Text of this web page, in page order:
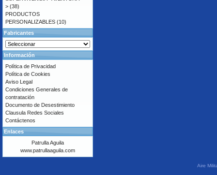
> (38)
PRODUCTOS
PERSONALIZABLES (10)
Fabricantes
Información
Política de Privacidad
Política de Cookies
Aviso Legal
Condiciones Generales de
contratación
Documento de Desestimiento
Clausula Redes Sociales
Contáctenos
Enlaces
Patrulla Aguila
www.patrullaaguila.com
Aire